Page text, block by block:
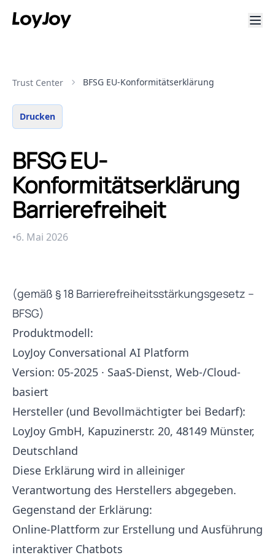
Trust Center BFSG EU-Konformitätserklärung
Drucken
BFSG EU-
Konformitätserklärung
Barrierefreiheit
•6. Mai 2026
(gemäß § 18 Barrierefreiheitsstärkungsgesetz –
BFSG)
Produktmodell:
LoyJoy Conversational AI Platform
Version: 05-2025 · SaaS-Dienst, Web-/Cloud-
basiert
Hersteller (und Bevollmächtigter bei Bedarf):
LoyJoy GmbH, Kapuzinerstr. 20, 48149 Münster,
Deutschland
Diese Erklärung wird in alleiniger
Verantwortung des Herstellers abgegeben.
Gegenstand der Erklärung:
Online-Plattform zur Erstellung und Ausführung
interaktiver Chatbots